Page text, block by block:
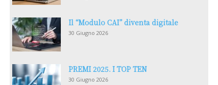
Il “Modulo CAI” diventa digitale
30 Giugno 2026
PREMI 2025. I TOP TEN
30 Giugno 2026